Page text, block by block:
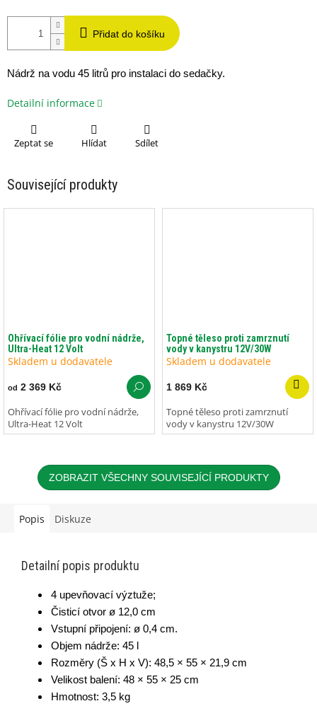
Přidat do košíku
Nádrž na vodu 45 litrů pro instalaci do sedačky.
Detailní informace
Zeptat se Hlídat Sdílet
Související produkty
Ohřívací fólie pro vodní nádrže,
Ultra-Heat 12 Volt
Skladem u dodavatele
od 2 369 Kč
Ohřívací fólie pro vodní nádrže,
Ultra-Heat 12 Volt
Topné těleso proti zamrznutí
vody v kanystru 12V/30W
Skladem u dodavatele
1 869 Kč
Topné těleso proti zamrznutí
vody v kanystru 12V/30W
ZOBRAZIT VŠECHNY SOUVISEJÍCÍ PRODUKTY
Popis Diskuze
Detailní popis produktu
4 upevňovací výztuže;
Čisticí otvor ø 12,0 cm
Vstupní připojení: ø 0,4 cm.
Objem nádrže: 45 l
Rozměry (Š x H x V): 48,5 × 55 × 21,9 cm
Velikost balení: 48 × 55 × 25 cm
Hmotnost: 3,5 kg